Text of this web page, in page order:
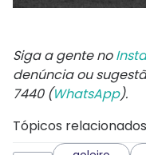
Siga a gente noInsta
denúncia ou
7440 (WhatsApp).
Tópicos relacionados